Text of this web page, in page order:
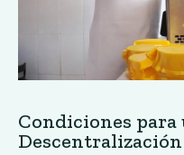
Condiciones para
Descentralización